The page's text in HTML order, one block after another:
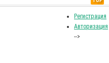
Регистрация
Авторизация
-->